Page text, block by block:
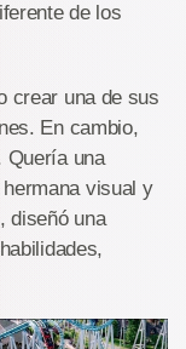
de los
crear una de sus
En cambio,
Quería una
visual y
diseñó una